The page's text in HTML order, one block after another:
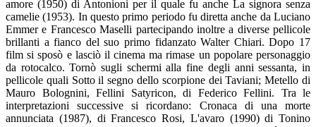
amore (1950) di Antonioni per il quale fu anche La signora senza
camelie (1953). In questo primo periodo fu diretta anche da Luciano
Emmer e Francesco Maselli partecipando inoltre a diverse pellicole
brillanti a fianco del suo primo fidanzato Walter Chiari. Dopo 17
film si sposò e lasciò il cinema ma rimase un popolare personaggio
da rotocalco. Tornò sugli schermi alla fine degli anni sessanta, in
pellicole quali Sotto il segno dello scorpione dei Taviani; Metello di
Mauro Bolognini, Fellini Satyricon, di Federico Fellini. Tra le
interpretazioni successive si ricordano: Cronaca di una morte
annunciata (1987), di Francesco Rosi, L'avaro (1990) di Tonino